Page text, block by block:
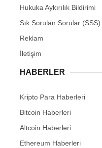
Hukuka Aykırılık Bildirimi
Sık Sorulan Sorular (SSS)
Reklam
İletişim
HABERLER
Kripto Para Haberleri
Bitcoin Haberleri
Altcoin Haberleri
Ethereum Haberleri